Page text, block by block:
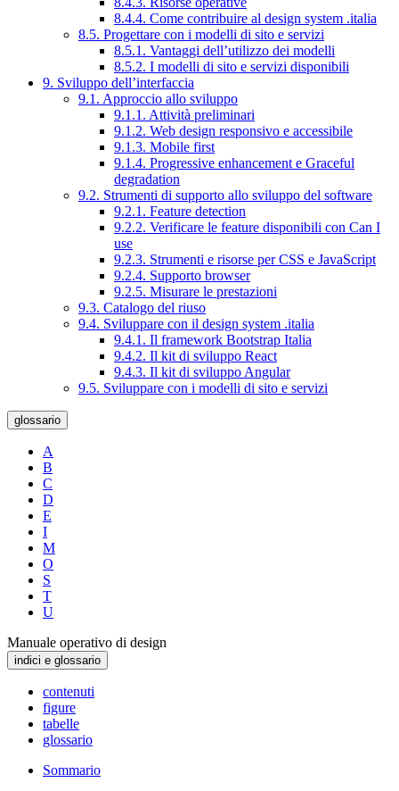
8.4.4. Come contribuire al design system .italia
8.5. Progettare con i modelli di sito e servizi
8.5.1. Vantaggi dell’utilizzo dei modelli
8.5.2. I modelli di sito e servizi disponibili
9. Sviluppo dell’interfaccia
9.1. Approccio allo sviluppo
9.1.1. Attività preliminari
9.1.2. Web design responsivo e accessibile
9.1.3. Mobile first
9.1.4. Progressive enhancement e Graceful
degradation
9.2. Strumenti di supporto allo sviluppo del software
9.2.1. Feature detection
9.2.2. Verificare le feature disponibili con Can I
use
9.2.3. Strumenti e risorse per CSS e JavaScript
9.2.4. Supporto browser
9.2.5. Misurare le prestazioni
9.3. Catalogo del riuso
9.4. Sviluppare con il design system .italia
9.4.1. Il framework Bootstrap Italia
9.4.2. Il kit di sviluppo React
9.4.3. Il kit di sviluppo Angular
9.5. Sviluppare con i modelli di sito e servizi
glossario
A
B
C
D
E
I
M
O
S
T
U
Manuale operativo di design
indici e glossario
contenuti
figure
tabelle
glossario
Sommario